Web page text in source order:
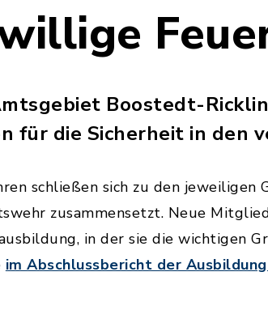
Boostedt-
für die Sicherheit in den
schließen sich zu den jeweiligen
zusammensetzt. Neue
in der sie die wichtigen
im Abschlussbericht der